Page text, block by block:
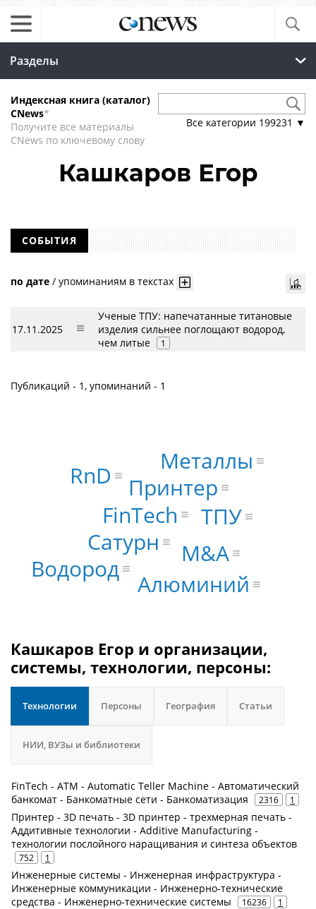
Разделы
Индексная книга (каталог)
CNews*
Получите все материалы
CNews по ключевому слову
Все категории 199231 ▼
Кашкаров Егор
СОБЫТИЯ
по дате / упоминаниям в текстах
17.11.2025
Ученые ТПУ: напечатанные титановые
изделия сильнее поглощают водород,
чем литые
1
Публикаций - 1, упоминаний - 1
FinTech
Принтер
Сатурн
RnD
M&A
Металлы
Водород
Алюминий
ТПУ
Кашкаров Егор и организации,
системы, технологии, персоны:
Технологии Персоны География Статьи
НИИ, ВУЗы и библиотеки
FinTech - ATM - Automatic Teller Machine - Автоматический
банкомат - Банкоматные сети - Банкоматизация
2316 1
Принтер - 3D печать - 3D принтер - трехмерная печать -
Аддитивные технологии - Additive Manufacturing -
технологии послойного наращивания и синтеза объектов
752 1
Инженерные системы - Инженерная инфраструктура -
Инженерные коммуникации - Инженерно-технические
средства - Инженерно-технические системы
16236 1